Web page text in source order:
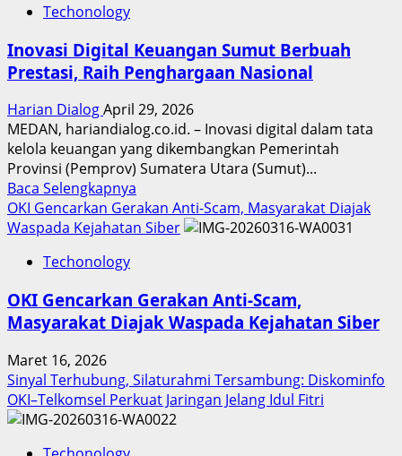
Techonology
Inovasi Digital Keuangan Sumut Berbuah
Prestasi, Raih Penghargaan Nasional
Harian DialogApril 29, 2026
MEDAN, hariandialog.co.id. – Inovasi digital dalam tata
kelola keuangan yang dikembangkan Pemerintah
Provinsi (Pemprov) Sumatera Utara (Sumut)...
Baca Selengkapnya
more
about
Sumut
Berbuah
Penghargaan
Nasional
OKI Gencarkan Gerakan Anti-Scam, Masyarakat Diajak
Waspada Kejahatan Siber
Techonology
OKI Gencarkan Gerakan Anti-Scam,
Masyarakat Diajak Waspada Kejahatan Siber
Maret 16, 2026
Sinyal Terhubung, Silaturahmi Tersambung: Diskominfo
OKI–Telkomsel Perkuat Jaringan Jelang Idul Fitri